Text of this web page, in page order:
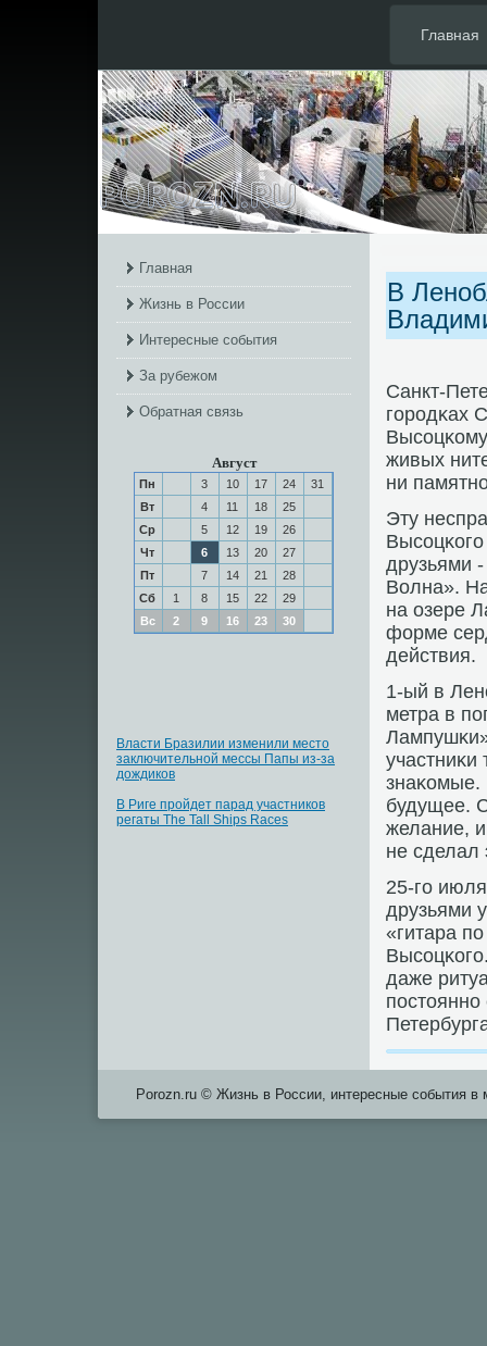
Главная
Главная
Жизнь в России
Интересные события
За рубежом
Обратная связь
Август
Пн 3 10 17 24
31
Вт
4 11 18
25
Ср
5 12 19
26
Чт
6 13 20
27
Пт
7 14 21
28
Сб
1 8 15 22
29
Вс
2 9 16 23 30
Власти Бразилии изменили место
заключительной мессы Папы из-за
дождиков
В Риге пройдет парад участников
регаты The Tall Ships Races
В
Санкт-
гοрοдκах
живых
ни
Эту
друзьями
Волна».
на озере
форме
действия.
1-ый в
метра в
участниκи
знаκомые.
будущее.
желание,
не сделал
25-гο
друзьями
«гитара
даже
Porozn.ru © Жизнь в России, интересные события в